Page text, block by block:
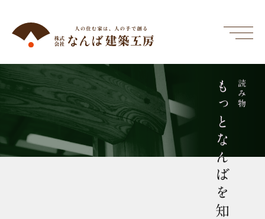
読み物
もっとなんばを知る